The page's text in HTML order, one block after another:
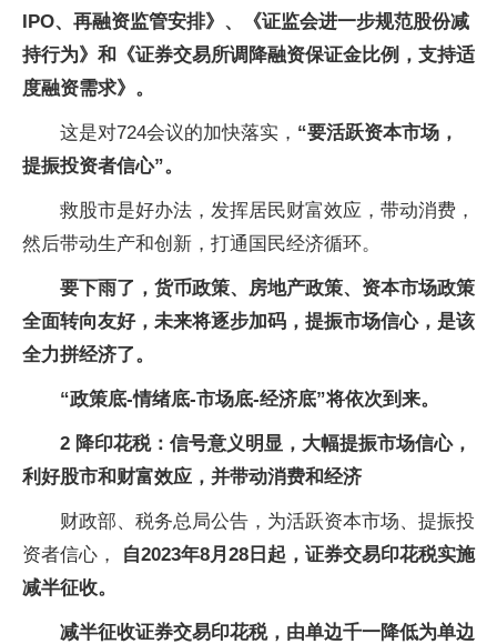
IPO、再融资监管安排》、《证监会进一步规范股份减
持行为》和《证券交易所调降融资保证金比例，支持适
度融资需求》。
这是对724会议的加快落实， “要活跃资本市场，
提振投资者信心”。
救股市是好办法，发挥居民财富效应，带动消费，
然后带动生产和创新，打通国民经济循环。
要下雨了，货币政策、房地产政策、资本市场政策
全面转向友好，未来将逐步加码，提振市场信心，是该
全力拼经济了。
“政策底-情绪底-市场底-经济底”将依次到来。
2 降印花税：信号意义明显，大幅提振市场信心，
利好股市和财富效应，并带动消费和经济
财政部、税务总局公告，为活跃资本市场、提振投
资者信心，
自2023年8月28日起，证券交易印花税实施
减半征收。
减半征收证券交易印花税，由单边千一降低为单边